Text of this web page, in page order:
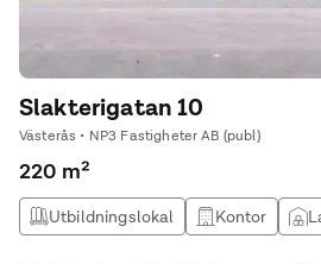
Slakterigatan 10
Västerås • NP3 Fastigheter AB (publ)
220 m²
Utbildningslokal Kontor